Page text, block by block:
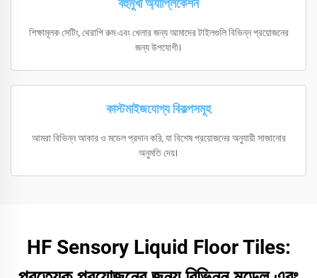
বহুমুখী অ্যাপ্লিকেশন
শিক্ষামূলক সেটিং, থেরাপি রুম এবং খেলার জন্য আমাদের টাইলগুলি বিভিন্ন প্রয়োজনের
জন্য উপযোগী।
কাস্টমাইজযোগ্য বিকল্পসমূহ
আমরা বিভিন্ন আকার ও মডেল প্রদান করি, যা বিশেষ প্রয়োজনের অনুযায়ী সাজানোর
অনুমতি দেয়।
HF Sensory Liquid Floor Tiles: